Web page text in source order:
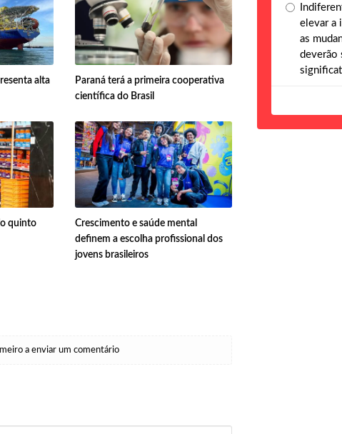
alta
Paraná terá a primeira cooperativa
científica do Brasil
quinto
Crescimento e saúde mental
definem a escolha profissional dos
jovens brasileiros
a enviar um comentário
elevar a
as
deverão